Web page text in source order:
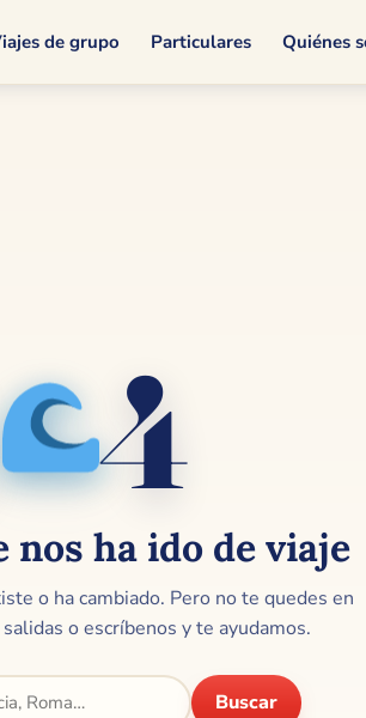
de grupo Particulares Quiénes
🌊4
nos ha ido de viaje
o ha cambiado. Pero no te quedes en
o escríbenos y te ayudamos.
Buscar